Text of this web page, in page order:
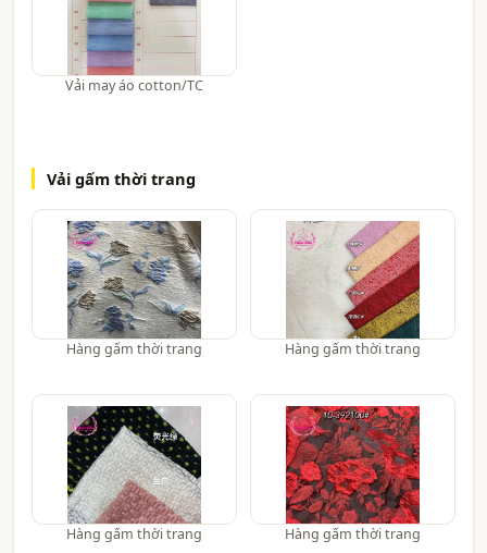
Vải may áo cotton/TC
Vải gấm thời trang
Hàng gấm thời trang Hàng gấm thời trang
Hàng gấm thời trang Hàng gấm thời trang